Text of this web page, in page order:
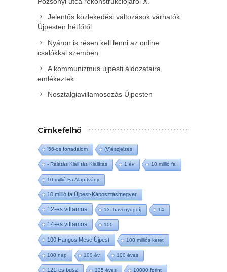
Jelentős közlekedési változások várhatók
Újpesten hétfőtől
Nyáron is résen kell lenni az online
csalókkal szemben
A kommunizmus újpesti áldozataira
emlékeztek
Nosztalgiavillamosozás Újpesten
Címkefelhő
'56-os forradalom (V)észjelzés
- Rálátás Kiállítás Kiállítás 1 év 10 millió fa
10 millió Fa Alapítvány
10 millió fa Újpest-Káposztásmegyer
12-es villamos 13. havi nyugdíj 14
14-es villamos 100
100 Hangos Mese Újpest 100 milliós keret
100 nap 100 év 100 éves
121-es busz 135 éves 10000 forint